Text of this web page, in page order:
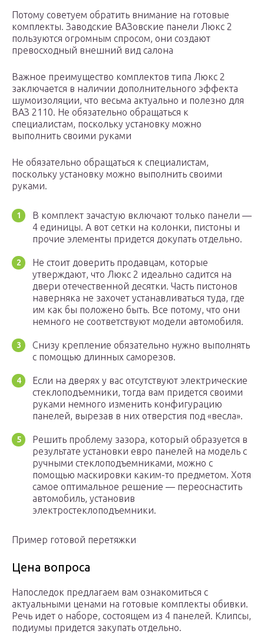
Потому советуем обратить внимание на готовые
комплекты. Заводские ВАЗовские панели Люкс 2
пользуются огромным спросом, они создают
превосходный внешний вид салона
Важное преимущество комплектов типа Люкс 2
заключается в наличии дополнительного эффекта
шумоизоляции, что весьма актуально и полезно для
ВАЗ 2110. Не обязательно обращаться к
специалистам, поскольку установку можно
выполнить своими руками
Не обязательно обращаться к специалистам,
поскольку установку можно выполнить своими
руками.
В комплект зачастую включают только панели —
4 единицы. А вот сетки на колонки, пистоны и
прочие элементы придется докупать отдельно.
Не стоит доверить продавцам, которые
утверждают, что Люкс 2 идеально садится на
двери отечественной десятки. Часть пистонов
наверняка не захочет устанавливаться туда, где
им как бы положено быть. Все потому, что они
немного не соответствуют модели автомобиля.
Снизу крепление обязательно нужно выполнять
с помощью длинных саморезов.
Если на дверях у вас отсутствуют электрические
стеклоподъемники, тогда вам придется своими
руками немного изменить конфигурацию
панелей, вырезав в них отверстия под «весла».
Решить проблему зазора, который образуется в
результате установки евро панелей на модель с
ручными стеклоподъемниками, можно с
помощью маскировки каким-то предметом. Хотя
самое оптимальное решение — переоснастить
автомобиль, установив
электростеклоподъемники.
Пример готовой перетяжки
Цена вопроса
Напоследок предлагаем вам ознакомиться с
актуальными ценами на готовые комплекты обивки.
Речь идет о наборе, состоящем из 4 панелей. Клипсы,
подиумы придется закупать отдельно.